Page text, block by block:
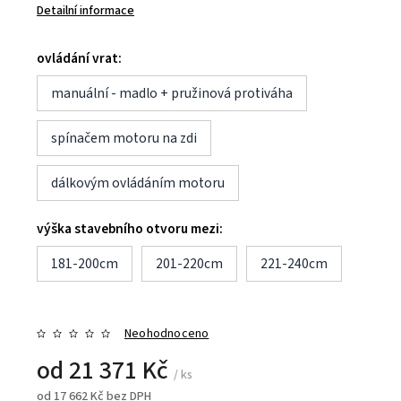
Detailní informace
ovládání vrat:
manuální - madlo + pružinová protiváha
spínačem motoru na zdi
dálkovým ovládáním motoru
výška stavebního otvoru mezi:
181-200cm
201-220cm 221-240cm
Neohodnoceno
od 21 371 Kč / ks
od 17 662 Kč bez DPH